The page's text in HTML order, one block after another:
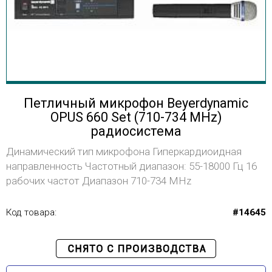
Петличный микрофон Beyerdynamic
OPUS 660 Set (710-734 MHz)
радиосистема
Динамический тип микрофона Гиперкардиоидная
направленность Частотный диапазон: 55-18000 Гц 16
рабочих частот Диапазон 710-734 MHz
Код товара: #14645